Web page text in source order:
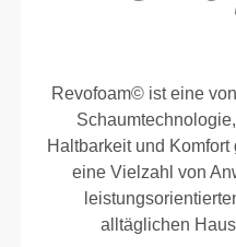
Revofoam© ist eine
Haltbarkeit und
eine Vielzahl von
alltäglichen